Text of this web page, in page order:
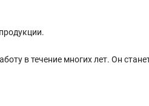
в течение многих лет. Он